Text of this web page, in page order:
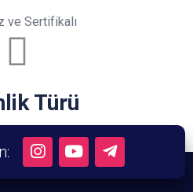
ve Sertifikalı
Türü
Programı